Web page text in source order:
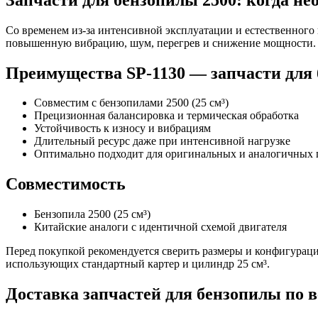
Со временем из-за интенсивной эксплуатации и
повышенную вибрацию, шум, перегрев и снижение мощности.
Преимущества SP-1130 — запчасти
Совместим с бензопилами 2500 (25 см³)
Прецизионная балансировка и термическая обработка
Устойчивость к износу и вибрациям
Длительный ресурс даже при интенсивной нагрузке
Оптимально подходит для оригинальных и
Совместимость
Бензопила 2500 (25 см³)
Китайские аналоги с идентичной схемой двигателя
Перед покупкой рекомендуется сверить размеры и
использующих стандартный картер и цилиндр 25 см³.
Доставка запчастей для бензопилы по